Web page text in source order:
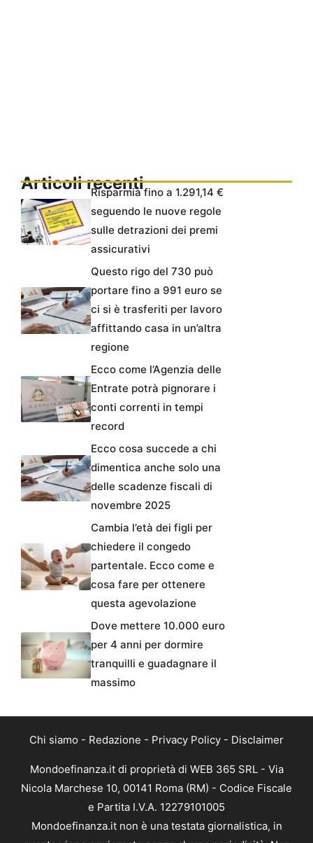
Articoli recentiRisparmia fino a 1.291,14 €
seguendo le nuove regole
sulle detrazioni dei premi
assicurativi
Questo rigo del 730 può
portare fino a 991 euro se
ci si è trasferiti per lavoro
affittando casa in un’altra
regione
Ecco come l’Agenzia delle
Entrate potrà pignorare i
conti correnti in tempi
record
Ecco cosa succede a chi
dimentica anche solo una
delle scadenze fiscali di
novembre 2025
Cambia l’età dei figli per
chiedere il congedo
partentale. Ecco come e
cosa fare per ottenere
questa agevolazione
Dove mettere 10.000 euro
per 4 anni per dormire
tranquilli e guadagnare il
massimo
Chi siamo - Redazione - Privacy Policy - Disclaimer
Mondoefinanza.it di proprietà di WEB 365 SRL - Via
Nicola Marchese 10, 00141 Roma (RM) - Codice Fiscale
e Partita I.V.A. 12279101005
Mondoefinanza.it non è una testata giornalistica, in